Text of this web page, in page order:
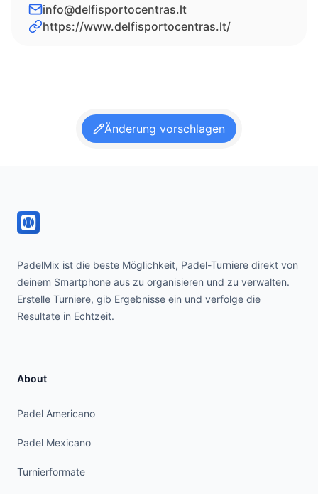
info@delfisportocentras.lt
https://www.delfisportocentras.lt/
Änderung vorschlagen
PadelMix ist die beste Möglichkeit, Padel-Turniere direkt von
deinem Smartphone aus zu organisieren und zu verwalten.
Erstelle Turniere, gib Ergebnisse ein und verfolge die
Resultate in Echtzeit.
About
Padel Americano
Padel Mexicano
Turnierformate